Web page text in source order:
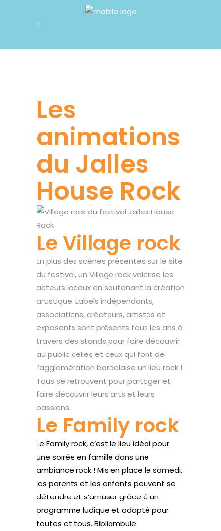
Les
animations
du Jalles
House Rock
Le Village rock
En plus des scènes présentes sur le site
du festival, un Village rock valorise les
acteurs locaux en soutenant la création
artistique. Labels indépendants,
associations, créateurs, artistes et
exposants sont présents tous les ans à
travers des stands pour faire découvrir
au public celles et ceux qui font de
l’agglomération bordelaise un lieu rock !
Tous se retrouvent pour partager et
faire découvrir leurs arts et leurs
passions.
Le Family rock
Le Family rock, c’est le lieu idéal pour
une soirée en famille dans une
ambiance rock ! Mis en place le samedi,
les parents et les enfants peuvent se
détendre et s’amuser grâce à un
programme ludique et adapté pour
toutes et tous. Bibliambule